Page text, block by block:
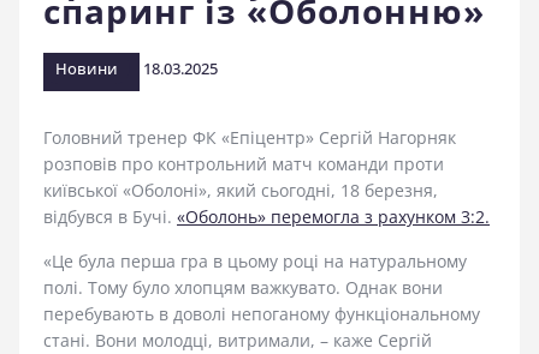
стадіоні
спаринг із «Оболонню»
Новини 18.03.2025
Головний тренер ФК «Епіцентр» Сергій Нагорняк
розповів про контрольний матч команди проти
київської «Оболоні», який сьогодні, 18 березня,
відбувся в Бучі. «Оболонь» перемогла з рахунком 3:2.
«Це була перша гра в цьому році на натуральному
полі. Тому було хлопцям важкувато. Однак вони
перебувають в доволі непоганому функціональному
стані. Вони молодці, витримали, – каже Сергій